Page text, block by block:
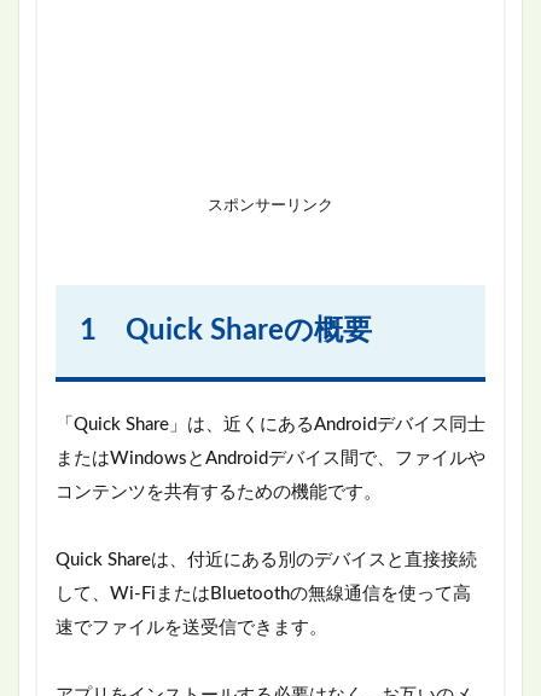
スポンサーリンク
1 Quick Shareの概要
「Quick Share」は、近くにあるAndroidデバイス同士
またはWindowsとAndroidデバイス間で、ファイルや
コンテンツを共有するための機能です。
Quick Shareは、付近にある別のデバイスと直接接続
して、Wi-FiまたはBluetoothの無線通信を使って高
速でファイルを送受信できます。